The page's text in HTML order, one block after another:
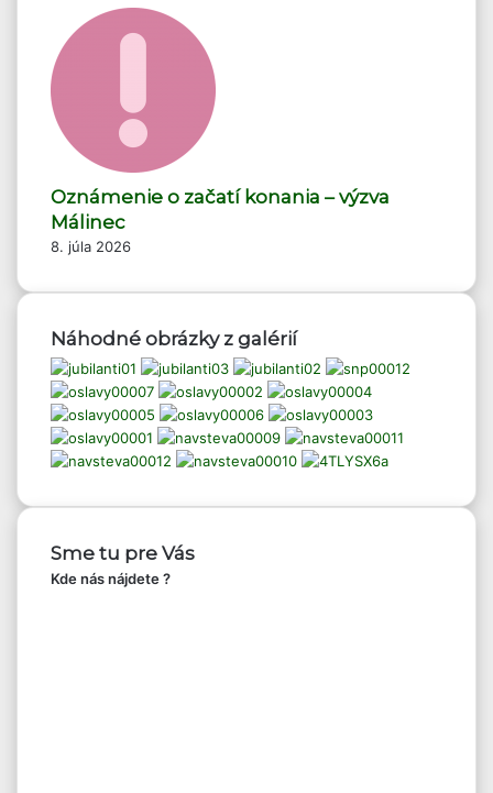
Oznámenie o začatí konania – výzva
Málinec
8. júla 2026
Náhodné obrázky z galérií
Sme tu pre Vás
Kde nás nájdete ?